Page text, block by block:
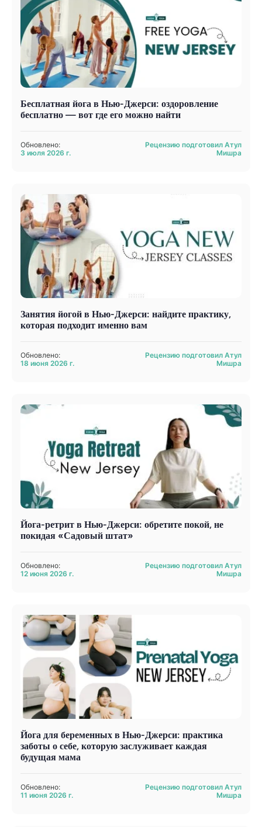
Бесплатная йога в Нью-Джерси: оздоровление
бесплатно — вот где его можно найти
Обновлено:
3 июля 2026 г.
Рецензию подготовил Атул
Мишра
Занятия йогой в Нью-Джерси: найдите практику,
которая подходит именно вам
Обновлено:
18 июня 2026 г.
Рецензию подготовил Атул
Мишра
Йога-ретрит в Нью-Джерси: обретите покой, не
покидая «Садовый штат»
Обновлено:
12 июня 2026 г.
Рецензию подготовил Атул
Мишра
Йога для беременных в Нью-Джерси: практика
заботы о себе, которую заслуживает каждая
будущая мама
Обновлено:
11 июня 2026 г.
Рецензию подготовил Атул
Мишра